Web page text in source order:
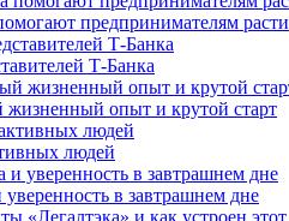
предпринимателям расти
Т-Банка
жизненный опыт и крутой старт
людей
в завтрашнем дне